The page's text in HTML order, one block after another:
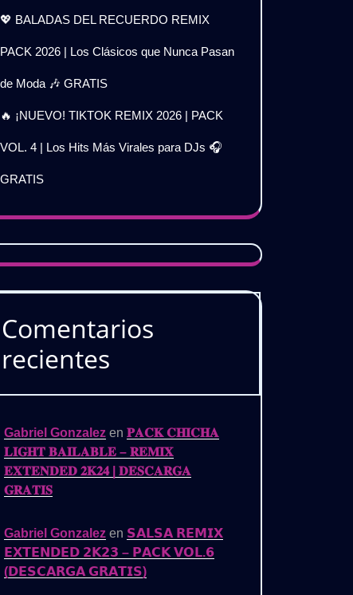
💖 BALADAS DEL RECUERDO REMIX
PACK 2026 | Los Clásicos que Nunca Pasan
de Moda 🎶 GRATIS
🔥 ¡NUEVO! TIKTOK REMIX 2026 | PACK
VOL. 4 | Los Hits Más Virales para DJs 🎧
GRATIS
Comentarios
recientes
Gabriel Gonzalez en 𝐏𝐀𝐂𝐊 𝐂𝐇𝐈𝐂𝐇𝐀
𝐋𝐈𝐆𝐇𝐓 𝐁𝐀𝐈𝐋𝐀𝐁𝐋𝐄 – 𝐑𝐄𝐌𝐈𝐗
𝐄𝐗𝐓𝐄𝐍𝐃𝐄𝐃 𝟐𝐊𝟐𝟒 | 𝐃𝐄𝐒𝐂𝐀𝐑𝐆𝐀
𝐆𝐑𝐀𝐓𝐈𝐒
Gabriel Gonzalez en 𝗦𝗔𝗟𝗦𝗔 𝗥𝗘𝗠𝗜𝗫
𝗘𝗫𝗧𝗘𝗡𝗗𝗘𝗗 𝟮𝗞𝟮𝟯 – 𝗣𝗔𝗖𝗞 𝗩𝗢𝗟.𝟲
(𝗗𝗘𝗦𝗖𝗔𝗥𝗚𝗔 𝗚𝗥𝗔𝗧𝗜𝗦)